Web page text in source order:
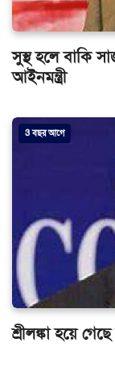
সুস্থ হলে বাকি
আইনমন্ত্রী
3 বছর আগে
শ্রীলঙ্কা হয়ে